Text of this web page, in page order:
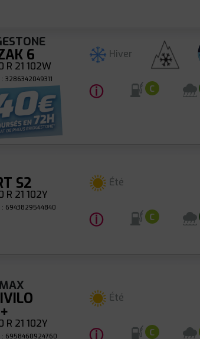
6
21 102W
: 3286342049311
Hiver
ⓘ C
S2
21 102Y
: 6943829544840
Été
ⓘ C
21 102Y
: 6958460924760
Été
ⓘ C